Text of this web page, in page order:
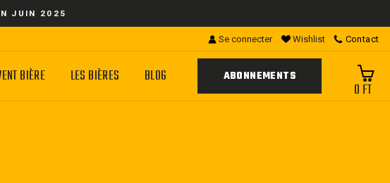
JUIN 2025
Se connecter Wishlist Contact
BIÈRE LES BIÈRES BLOG ABONNEMENTS
0 FT